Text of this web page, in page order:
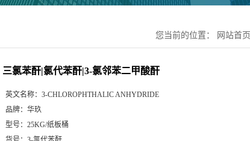
您当前的位置： 网站首页
三氯苯酐|氯代苯酐|3-氯邻苯二甲酸酐
英文名称： 3-CHLOROPHTHALIC ANHYDRIDE
品牌： 华玖
型号： 25KG/纸板桶